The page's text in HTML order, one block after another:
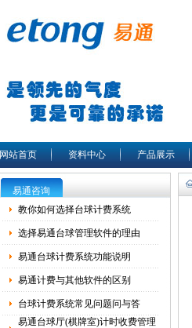
网站首页 资料中心 产品展示
易通咨询
教你如何选择台球计费系统
选择易通台球管理软件的理由
易通台球计费系统功能说明
易通计费与其他软件的区别
台球计费系统常见问题问与答
易通台球厅(棋牌室)计时收费管理